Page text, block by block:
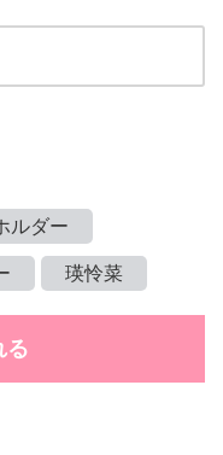
ルダー
瑛怜菜
る